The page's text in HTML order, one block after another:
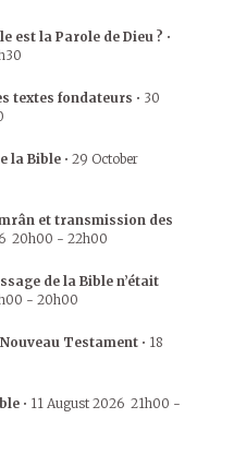
est la Parole de Dieu ? •
textes fondateurs • 30
la Bible • 29 October
et transmission des
20h00 - 22h00
de la Bible n’était
- 20h00
Nouveau Testament • 18
• 11 August 2026 21h00 -